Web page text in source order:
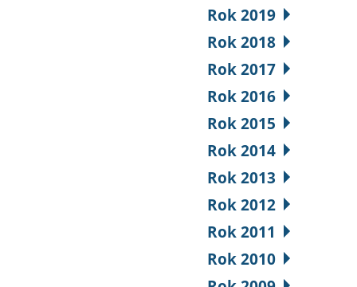
Rok 2019
Rok 2018
Rok 2017
Rok 2016
Rok 2015
Rok 2014
Rok 2013
Rok 2012
Rok 2011
Rok 2010